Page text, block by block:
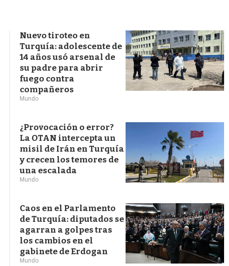
e
d
a
Nuevo tiroteo en
Turquía: adolescente de
14 años usó arsenal de
su padre para abrir
fuego contra
compañeros
Mundo
¿Provocación o error?
La OTAN intercepta un
misil de Irán en Turquía
y crecen los temores de
una escalada
Mundo
Caos en el Parlamento
de Turquía: diputados se
agarran a golpes tras
los cambios en el
gabinete de Erdogan
Mundo